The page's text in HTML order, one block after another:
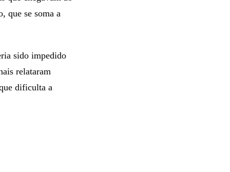
que se soma a
sido impedido
relataram
dificulta a